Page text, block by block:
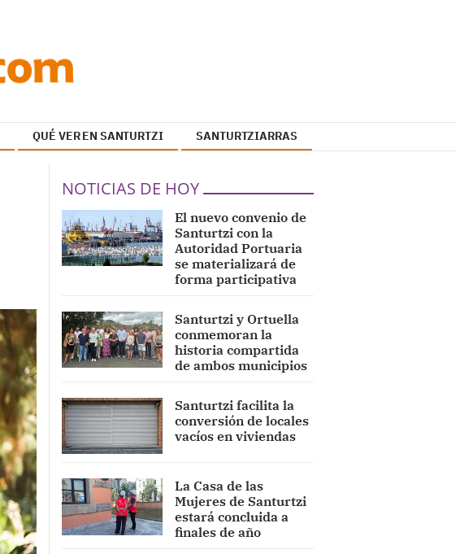
QUÉ VER EN SANTURTZI SANTURTZIARRAS
NOTICIAS DE HOY
El nuevo convenio de
Santurtzi con la
Autoridad Portuaria
se materializará de
forma participativa
Santurtzi y Ortuella
conmemoran la
historia compartida
de ambos municipios
Santurtzi facilita la
conversión de locales
vacíos en viviendas
La Casa de las
Mujeres de Santurtzi
estará concluida a
finales de año